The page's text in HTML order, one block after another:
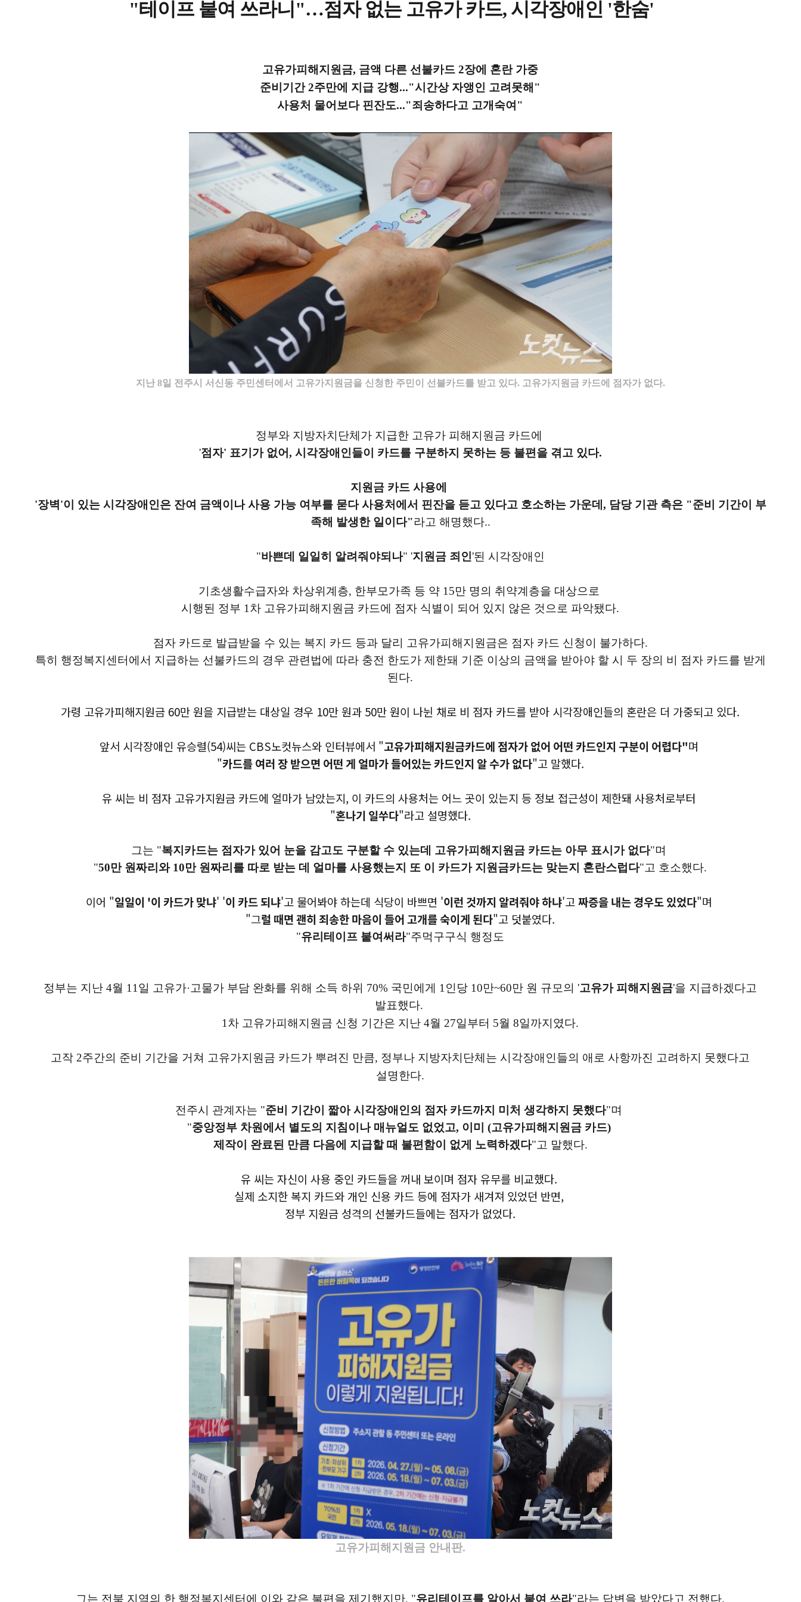
"테이프 붙여 쓰라니"…점자 없는 고유가 카드, 시각장애인 '한숨'
고유가피해지원금, 금액 다른 선불카드 2장에 혼란 가중
준비기간 2주만에 지급 강행..."시간상 자앵인 고려못해"
사용처 물어보다 핀잔도..."죄송하다고 고개숙여"
지난 8일 전주시 서신동 주민센터에서 고유가지원금을 신청한 주민이 선불카드를 받고 있다. 고유가지원금 카드에 점자가 없다.
정부와 지방자치단체가 지급한 고유가 피해지원금 카드에
'점자' 표기가 없어, 시각장애인들이 카드를 구분하지 못하는 등 불편을 겪고 있다.
지원금 카드 사용에
'장벽'이 있는 시각장애인은 잔여 금액이나 사용 가능 여부를 묻다 사용처에서 핀잔을 듣고 있다고 호소하는 가운데, 담당 기관 측은 "준비 기간이 부
족해 발생한 일이다"라고 해명했다..
"바쁜데 일일히 알려줘야되나" '지원금 죄인'된 시각장애인
기초생활수급자와 차상위계층, 한부모가족 등 약 15만 명의 취약계층을 대상으로
시행된 정부 1차 고유가피해지원금 카드에 점자 식별이 되어 있지 않은 것으로 파악됐다.
점자 카드로 발급받을 수 있는 복지 카드 등과 달리 고유가피해지원금은 점자 카드 신청이 불가하다.
특히 행정복지센터에서 지급하는 선불카드의 경우 관련법에 따라 충전 한도가 제한돼 기준 이상의 금액을 받아야 할 시 두 장의 비 점자 카드를 받게
된다.
가령 고유가피해지원금 60만 원을 지급받는 대상일 경우 10만 원과 50만 원이 나뉜 채로 비 점자 카드를 받아 시각장애인들의 혼란은 더 가중되고 있다.
앞서 시각장애인 유승렬(54)씨는 CBS노컷뉴스와 인터뷰에서 "고유가피해지원금카드에 점자가 없어 어떤 카드인지 구분이 어렵다"며
"카드를 여러 장 받으면 어떤 게 얼마가 들어있는 카드인지 알 수가 없다"고 말했다.
유 씨는 비 점자 고유가지원금 카드에 얼마가 남았는지, 이 카드의 사용처는 어느 곳이 있는지 등 정보 접근성이 제한돼 사용처로부터
"혼나기 일쑤다"라고 설명했다.
그는 "복지카드는 점자가 있어 눈을 감고도 구분할 수 있는데 고유가피해지원금 카드는 아무 표시가 없다"며
"50만 원짜리와 10만 원짜리를 따로 받는 데 얼마를 사용했는지 또 이 카드가 지원금카드는 맞는지 혼란스럽다"고 호소했다.
이어 "일일이 '이 카드가 맞냐' '이 카드 되냐'고 물어봐야 하는데 식당이 바쁘면 '이런 것까지 알려줘야 하냐'고짜증을 내는 경우도 있었다"며
"그럴 때면 괜히 죄송한 마음이 들어 고개를 숙이게 된다"고 덧붙였다.
"유리테이프 붙여써라"주먹구구식 행정도
정부는 지난 4월 11일 고유가·고물가 부담 완화를 위해 소득 하위 70% 국민에게 1인당 10만~60만 원 규모의 '고유가 피해지원금'을 지급하겠다고
발표했다.
1차 고유가피해지원금 신청 기간은 지난 4월 27일부터 5월 8일까지였다.
고작 2주간의 준비 기간을 거쳐 고유가지원금 카드가 뿌려진 만큼, 정부나 지방자치단체는 시각장애인들의 애로 사항까진 고려하지 못했다고
설명한다.
전주시 관계자는 "준비 기간이 짧아 시각장애인의 점자 카드까지 미처 생각하지 못했다"며
"중앙정부 차원에서 별도의 지침이나 매뉴얼도 없었고, 이미 (고유가피해지원금 카드)
제작이 완료된 만큼 다음에 지급할 때 불편함이 없게 노력하겠다"고 말했다.
유 씨는 자신이 사용 중인 카드들을 꺼내 보이며 점자 유무를 비교했다.
실제 소지한 복지 카드와 개인 신용 카드 등에 점자가 새겨져 있었던 반면,
정부 지원금 성격의 선불카드들에는 점자가 없었다.
고유가피해지원금 안내판.
그는 전북 지역의 한 행정복지센터에 이와 같은 불편을 제기했지만, "유리테이프를 알아서 붙여 쓰라"라는 답변을 받았다고 전했다.